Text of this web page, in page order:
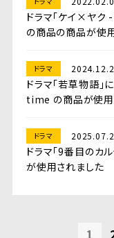
ドラマ「ケイ×ヤ
の商品の商品が使
ドラマ
ドラマ「若草物語
time の商品が使用
ドラマ
ドラマ「9番目のカ
が使用されました
1